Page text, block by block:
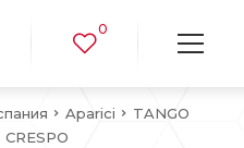
0
Aparici
TANGO